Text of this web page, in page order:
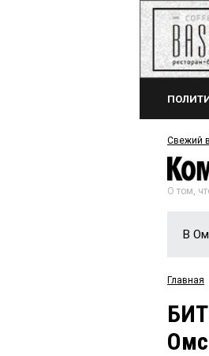
Свежий
О том,
В
Главная